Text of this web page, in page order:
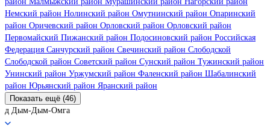
Немский район Нолинский район Омутнинский район Опаринский
район Оричевский район Орловский район Орловский район
Первомайский Пижанский район Подосиновский район Российская
Федерация Санчурский район Свечинский район Слободской
Слободской район Советский район Сунский район Тужинский район
Унинский район Уржумский район Фаленский район Шабалинский
район Юрьянский район Яранский район
Показать ещё (46)
д Дым-Дым-Омга